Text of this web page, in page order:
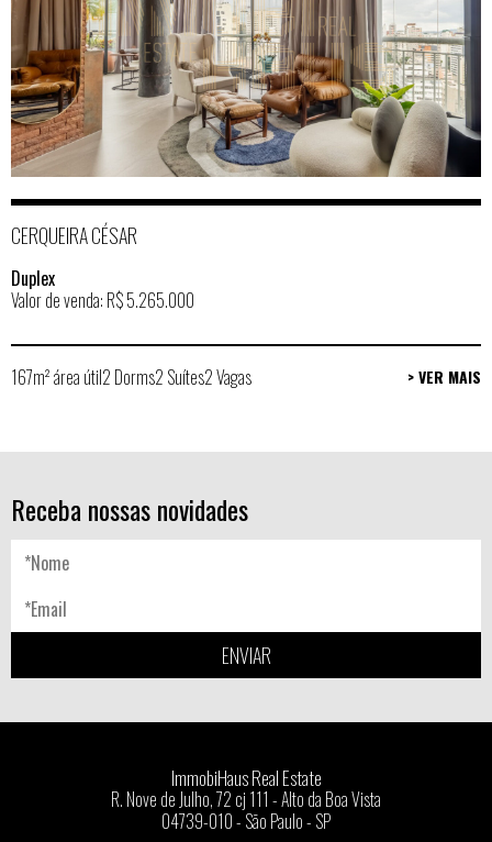
CERQUEIRA CÉSAR
Duplex
Valor de venda: R$ 5.265.000
167m² área útil2 Dorms2 Suítes2 Vagas > VER MAIS
Receba nossas novidades
ENVIAR
ImmobiHaus Real Estate
R. Nove de Julho, 72 cj 111 - Alto da Boa Vista
04739-010 - São Paulo - SP